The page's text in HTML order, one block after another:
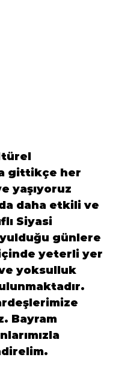
gittikçe her
yaşıyoruz
daha etkili ve
Siyasi
günlere
içinde yeterli yer
ve yoksulluk
Bayram